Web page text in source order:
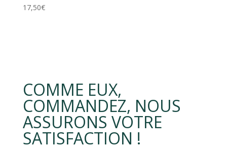
17,50€
COMME EUX,
COMMANDEZ, NOUS
ASSURONS VOTRE
SATISFACTION !